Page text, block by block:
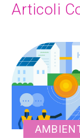
Articoli